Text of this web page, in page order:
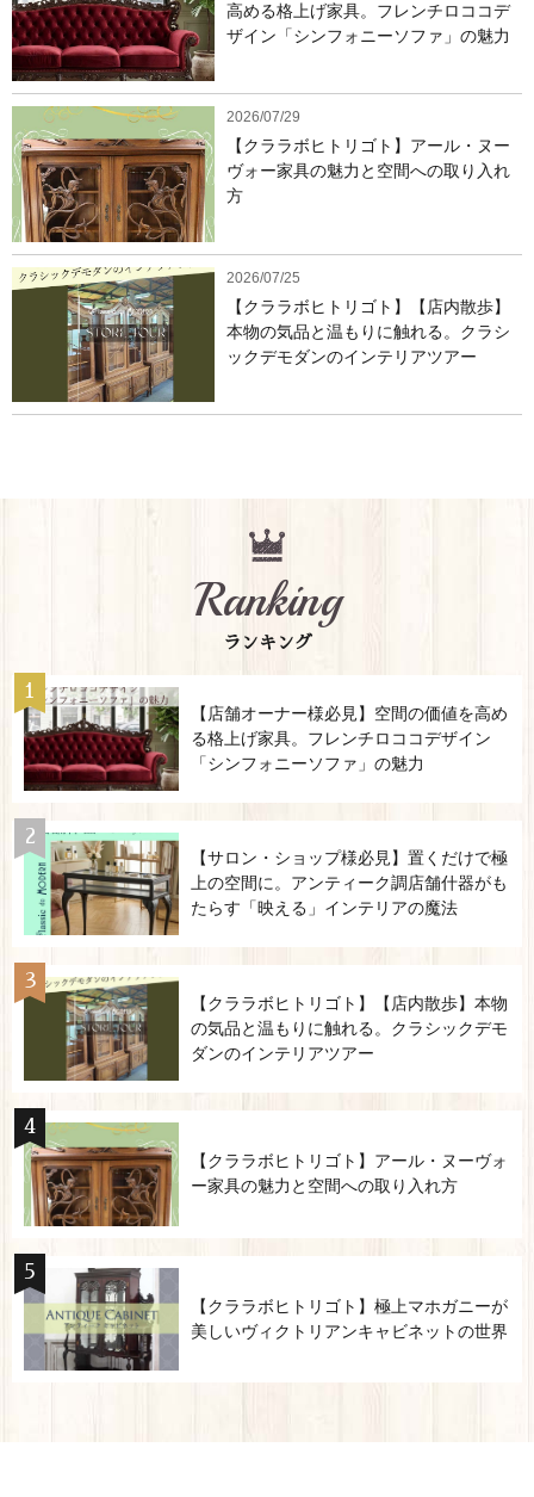
高める格上げ家具。フレンチロココデ
ザイン「シンフォニーソファ」の魅力
2026/07/29
【クララボヒトリゴト】アール・ヌー
ヴォー家具の魅力と空間への取り入れ
方
2026/07/25
【クララボヒトリゴト】【店内散歩】
本物の気品と温もりに触れる。クラシ
ックデモダンのインテリアツアー
Ranking
ランキング
【店舗オーナー様必見】空間の価値を高め
る格上げ家具。フレンチロココデザイン
「シンフォニーソファ」の魅力
【サロン・ショップ様必見】置くだけで極
上の空間に。アンティーク調店舗什器がも
たらす「映える」インテリアの魔法
【クララボヒトリゴト】【店内散歩】本物
の気品と温もりに触れる。クラシックデモ
ダンのインテリアツアー
【クララボヒトリゴト】アール・ヌーヴォ
ー家具の魅力と空間への取り入れ方
【クララボヒトリゴト】極上マホガニーが
美しいヴィクトリアンキャビネットの世界